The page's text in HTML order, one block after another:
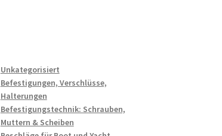
Unkategorisiert
Befestigungen, Verschlüsse,
Halterungen
Befestigungstechnik: Schrauben,
Muttern & Scheiben